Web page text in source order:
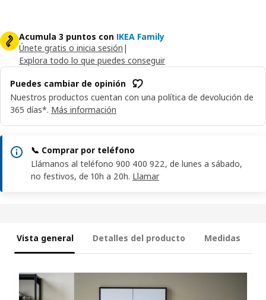
Acumula 3 puntos con IKEA Family
Únete gratis o inicia sesión |
Explora todo lo que puedes conseguir
Puedes cambiar de opinión
Nuestros productos cuentan con una política de devolución de
365 días*. Más información
📞 Comprar por teléfono
Llámanos al teléfono 900 400 922, de lunes a sábado,
no festivos, de 10h a 20h. Llamar
Vista general Detalles del producto Medidas